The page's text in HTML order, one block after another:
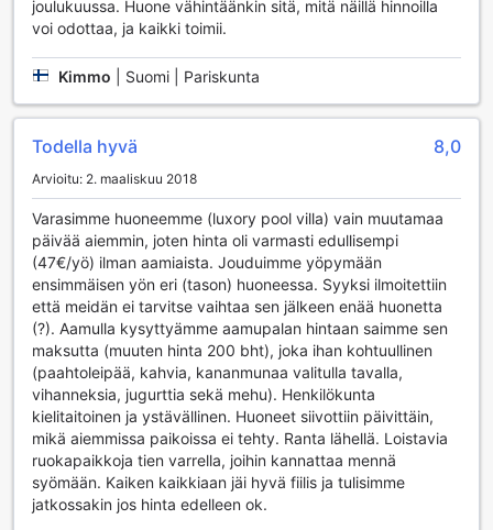
unohtumattoman elämyksen.
Lanta Cottagen Urheilutilat: Aktiivisen Loman Paratiisi
Lanta Cottage tarjoaa vierailleen erinomaiset urheilutilat,
jotka tekevät lomastasi unohtumattoman ja aktiivisen.
Sisäuima-allas on täydellinen paikka nauttia
allas kutsuu rentoutumaan auringonpaisteessa. Molemmista
altaista avautuu upea näkymä ympäröivään trooppiseen
luontoon, ja voit nauttia virkistävistä juomista allasbaarissa,
joka tarjoaa monia herkullisia vaihtoehtoja.
Urheilun ystäville Lanta Cottage tarjoaa laajan valikoiman
vesiurheilumahdollisuuksia, kuten snorklausta, melontaa ja
kalastusta. Voit vuokrata tarvittavat varusteet ja sukeltaa
kauniisiin vesistöihin, tai kokeilla ratsastusta upeissa
maisemissa. Vaikka seikkailu on tärkeää, voit myös pitää
huolta kunnostasi hyvin varustellussa kuntosalissa, joka
tarjoaa monipuoliset mahdollisuudet treenaamiseen. Lanta
Cottage on täydellinen valinta, jos etsit paikkaa, jossa voit
yhdistää rentoutumisen ja aktiivisen loman.
Lanta Cottagen Kätevät Palvelut
joulukuussa. Huone vähintäänkin sitä, mitä näillä hinnoilla
voi odottaa, ja kaikki toimii.
Kimmo Suomi | Pariskunta
Todella hyvä 8,0
Arvioitu: 2. maaliskuu 2018
Varasimme huoneemme (luxory pool villa) vain muutamaa
päivää aiemmin, joten hinta oli varmasti edullisempi
(47€/yö) ilman aamiaista. Jouduimme yöpymään
ensimmäisen yön eri (tason) huoneessa. Syyksi ilmoitettiin
että meidän ei tarvitse vaihtaa sen jälkeen enää huonetta
(?). Aamulla kysyttyämme aamupalan hintaan saimme sen
maksutta (muuten hinta 200 bht), joka ihan kohtuullinen
(paahtoleipää, kahvia, kananmunaa valitulla tavalla,
vihanneksia, jugurttia sekä mehu). Henkilökunta
kielitaitoinen ja ystävällinen. Huoneet siivottiin päivittäin,
mikä aiemmissa paikoissa ei tehty. Ranta lähellä. Loistavia
ruokapaikkoja tien varrella, joihin kannattaa mennä
syömään. Kaiken kaikkiaan jäi hyvä fiilis ja tulisimme
jatkossakin jos hinta edelleen ok.